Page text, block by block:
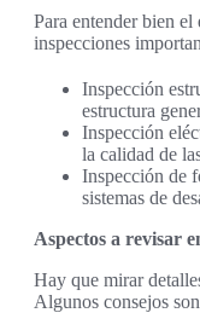
Para entender bien el
inspecciones
Inspección
estructura
Inspección
la calidad de
Inspección de
sistemas de
Aspectos a revisar
Hay que mirar
Algunos consejos